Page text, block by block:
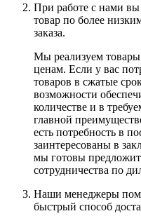
При работе с нами вы
товар по более
заказа.
Мы реализуем
ценам. Если у вас
товаров в сжатые
возможности
количестве и в
главной
есть потребность в
заинтересованы в
мы готовы
сотрудничества по
Наши менеджеры
быстрый способ